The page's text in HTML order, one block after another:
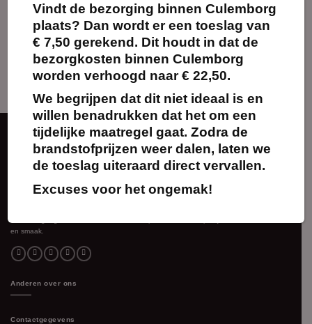
Kies
huurperiode
Over ons
en smaak.
Anderen over ons
Contactgegevens
Vindt de bezorging binnen Culemborg
plaats? Dan wordt er een toeslag van
€ 7,50 gerekend. Dit houdt in dat de
bezorgkosten binnen Culemborg
worden verhoogd naar € 22,50.
We begrijpen dat dit niet ideaal is en
willen benadrukken dat het om een
tijdelijke maatregel gaat. Zodra de
brandstofprijzen weer dalen, laten we
de toeslag uiteraard direct vervallen.
Excuses voor het ongemak!